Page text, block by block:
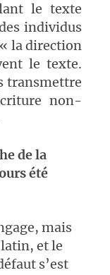
le texte
individus
la direction
le texte.
transmettre
non-
de la
été
mais
et le
s’est